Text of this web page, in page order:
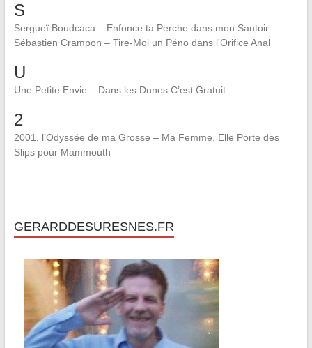
S
Sergueï Boudcaca – Enfonce ta Perche dans mon Sautoir
Sébastien Crampon – Tire-Moi un Péno dans l’Orifice Anal
U
Une Petite Envie – Dans les Dunes C’est Gratuit
2
2001, l’Odyssée de ma Grosse – Ma Femme, Elle Porte des
Slips pour Mammouth
GERARDDESURESNES.FR